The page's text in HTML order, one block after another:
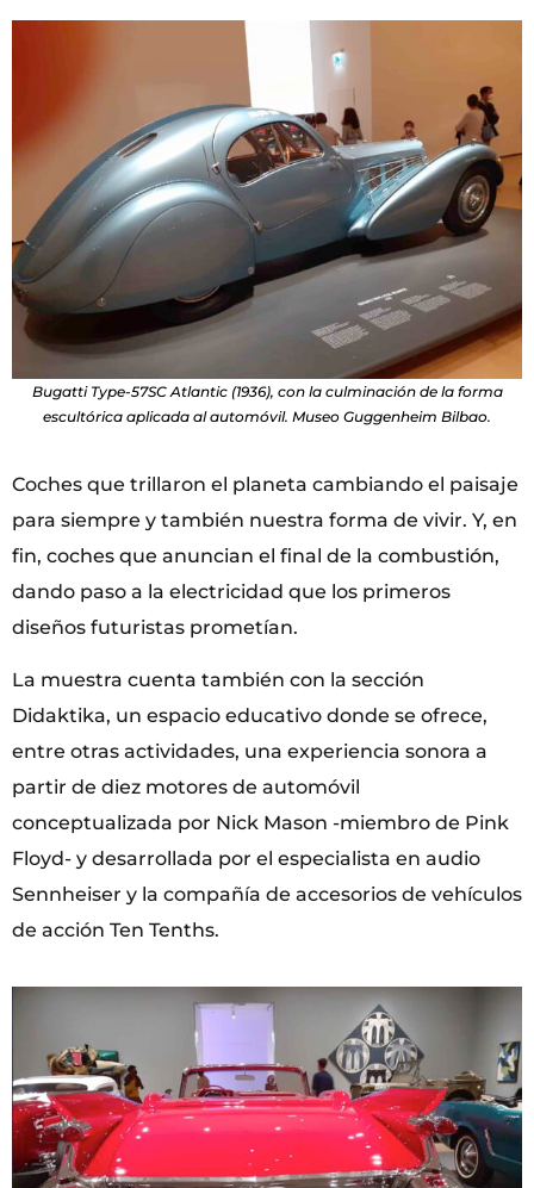
Bugatti Type-57SC Atlantic (1936), con la culminación de la forma
escultórica aplicada al automóvil. Museo Guggenheim Bilbao.
Coches que trillaron el planeta cambiando el paisaje
para siempre y también nuestra forma de vivir. Y, en
fin, coches que anuncian el final de la combustión,
dando paso a la electricidad que los primeros
diseños futuristas prometían.
La muestra cuenta también con la sección
Didaktika, un espacio educativo donde se ofrece,
entre otras actividades, una experiencia sonora a
partir de diez motores de automóvil
conceptualizada por Nick Mason -miembro de Pink
Floyd- y desarrollada por el especialista en audio
Sennheiser y la compañía de accesorios de vehículos
de acción Ten Tenths.